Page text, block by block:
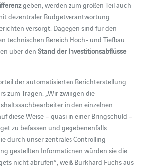
geben, werden zum großen Teil auch
dezentraler Budgetverantwortung
versorgt. Dagegen sind für den
technischen Bereich Hoch- und Tiefbau
über den Stand der Investitionsabflüsse
der automatisierten Berichterstellung
zum Tragen. „Wir zwingen die
in den einzelnen
diese Weise – quasi in einer Bringschuld –
zu befassen und gegebenenfalls
durch unser zentrales Controlling
gestellten Informationen würden sie die
nicht abrufen“, weiß Burkhard Fuchs aus